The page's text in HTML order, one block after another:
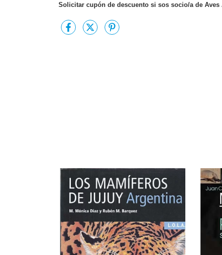
Solicitar cupón de descuento si sos socio/a de Aves